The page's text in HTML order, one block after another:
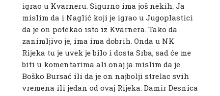
igrao u Kvarneru. Sigurno ima još nekih. Ja
mislim da i Naglić koji je igrao u Jugoplastici
da je on potekao isto iz Kvarnera. Tako da
zanimljivo je, ima ima dobrih. Onda u NK
Rijeka tu je uvek je bilo i dosta Srba, sad će me
biti u komentarima ali onaj ja mislim da je
Boško Bursać ili da je on najbolji strelac svih
vremena ili jedan od ovaj Rijeka. Damir Desnica